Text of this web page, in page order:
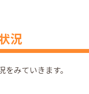
況
みていきます。